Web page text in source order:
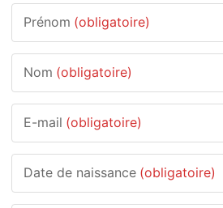
Prénom (obligatoire)
Nom (obligatoire)
E-mail (obligatoire)
Date de naissance (obligatoire)